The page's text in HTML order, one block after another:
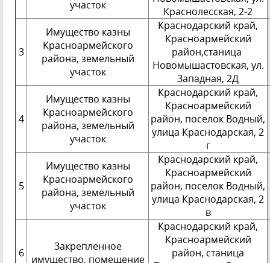
участок
Краснолесская, 2-2
3
Имущество казны
Красноармейского
района, земельный
участок
Краснодарский край,
Красноармейский
район,станица
Новомышастовская, ул.
Западная, 2Д
4
Имущество казны
Красноармейского
района, земельный
участок
Краснодарский край,
Красноармейский
район, поселок Водный,
улица Краснодарская, 2
г
5
Имущество казны
Красноармейского
района, земельный
участок
Краснодарский край,
Красноармейский
район, поселок Водный,
улица Краснодарская, 2
в
6
Закрепленное
имущество, помещение
Краснодарский край,
Красноармейский
район, станица